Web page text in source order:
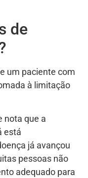
de
um paciente com
à limitação
nota que a
está
já avançou
pessoas não
adequado para